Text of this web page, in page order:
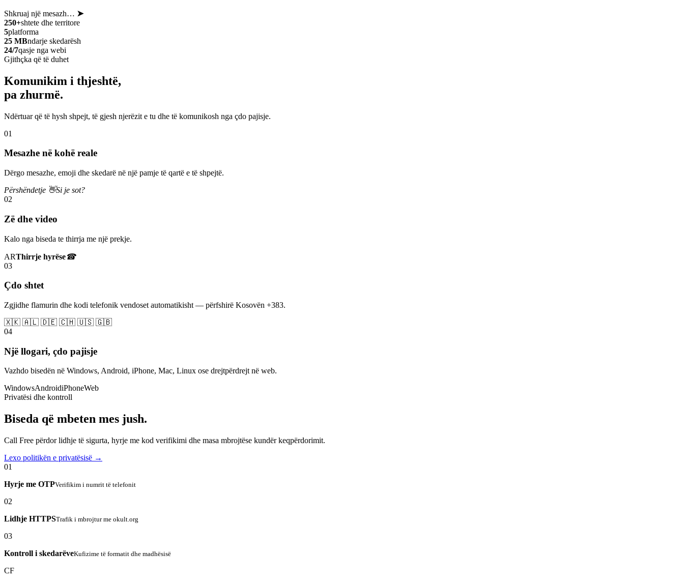
Shkruaj një mesazh… ➤
250+shtete dhe territore
5platforma
25 MBndarje skedarësh
24/7qasje nga webi
Gjithçka që të duhet
Komunikim i thjeshtë,
pa zhurmë.
Ndërtuar që të hysh shpejt, të gjesh njerëzit e tu dhe të komunikosh nga çdo pajisje.
01
Mesazhe në kohë reale
Dërgo mesazhe, emoji dhe skedarë në një pamje të qartë e të shpejtë.
Përshëndetje 👋Si je sot?
02
Zë dhe video
Kalo nga biseda te thirrja me një prekje.
ARThirrje hyrëse☎
03
Çdo shtet
Zgjidhe flamurin dhe kodi telefonik vendoset automatikisht — përfshirë Kosovën +383.
🇽🇰 🇦🇱 🇩🇪 🇨🇭 🇺🇸 🇬🇧
04
Një llogari, çdo pajisje
Vazhdo bisedën në Windows, Android, iPhone, Mac, Linux ose drejtpërdrejt në web.
WindowsAndroidiPhoneWeb
Privatësi dhe kontroll
Biseda që mbeten mes jush.
Call Free përdor lidhje të sigurta, hyrje me kod verifikimi dhe masa mbrojtëse kundër keqpërdorimit.
Lexo politikën e privatësisë →
01
Hyrje me OTPVerifikim i numrit të telefonit
02
Lidhje HTTPSTrafik i mbrojtur me okult.org
03
Kontroll i skedarëveKufizime të formatit dhe madhësisë
CF